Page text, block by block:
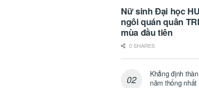
Nữ sinh Đại học
ngôi quán quân
mùa đầu tiên
0 SHARES
Khẳng định
năm thống nhất